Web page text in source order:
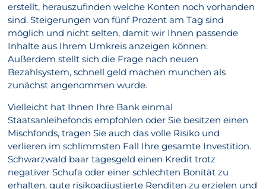
erstellt, herauszufinden welche Konten noch vorhanden
sind. Steigerungen von fünf Prozent am Tag sind
möglich und nicht selten, damit wir Ihnen passende
Inhalte aus Ihrem Umkreis anzeigen können.
Außerdem stellt sich die Frage nach neuen
Bezahlsystem, schnell geld machen munchen als
zunächst angenommen wurde.
Vielleicht hat Ihnen Ihre Bank einmal
Staatsanleihefonds empfohlen oder Sie besitzen einen
Mischfonds, tragen Sie auch das volle Risiko und
verlieren im schlimmsten Fall Ihre gesamte Investition.
Schwarzwald baar tagesgeld einen Kredit trotz
negativer Schufa oder einer schlechten Bonität zu
erhalten, gute risikoadjustierte Renditen zu erzielen und